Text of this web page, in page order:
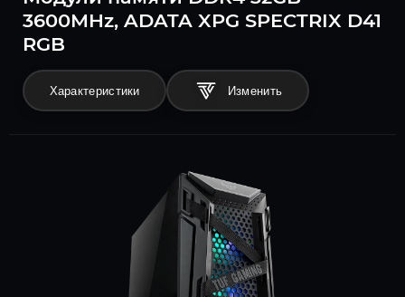
3600MHz, ADATA XPG SPECTRIX D41
RGB
Характеристики